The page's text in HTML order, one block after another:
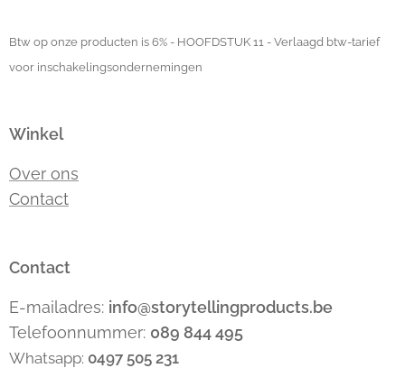
Btw op onze producten is 6% - HOOFDSTUK 11 - Verlaagd btw-tarief
voor inschakelingsondernemingen
Winkel
Over ons
Contact
Contact
E-mailadres: info@storytellingproducts.be
Telefoonnummer: 089 844 495
Whatsapp: 0497 505 231